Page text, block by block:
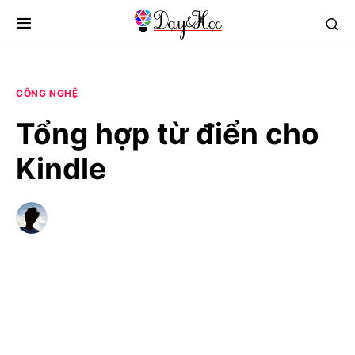
CÔNG NGHỆ
Tổng hợp từ điển cho
Kindle